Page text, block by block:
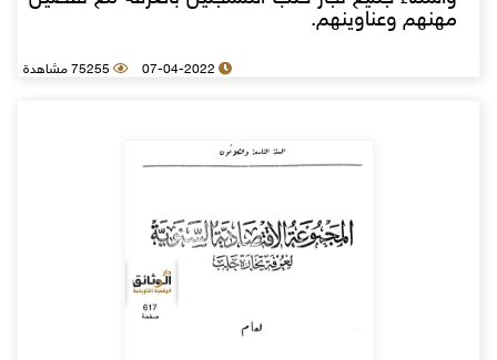
مهنهم وعناوينهم.
07-04-2022 75255 مشاهدة